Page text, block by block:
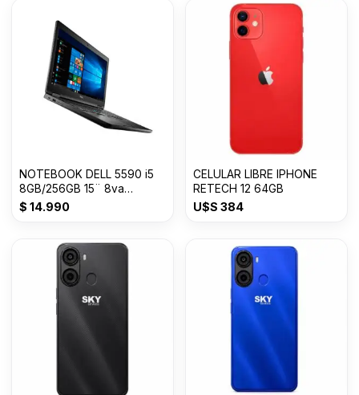
NOTEBOOK DELL 5590 i5
8GB/256GB 15¨ 8va
GENERACION
$ 14.990
CELULAR LIBRE IPHONE
RETECH 12 64GB
U$S 384